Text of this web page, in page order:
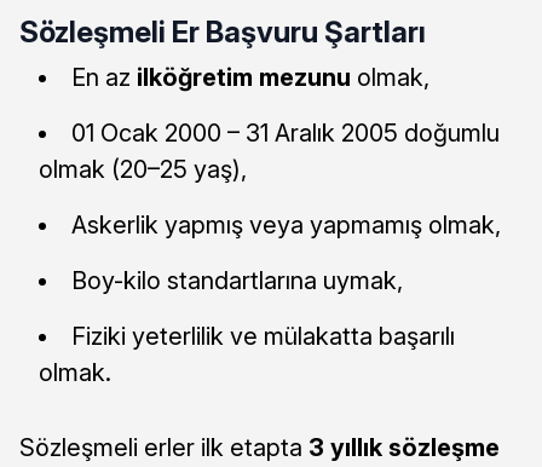
Sözleşmeli Er Başvuru Şartları
En az ilköğretim mezunu olmak,
01 Ocak 2000 – 31 Aralık 2005 doğumlu
olmak (20–25 yaş),
Askerlik yapmış veya yapmamış olmak,
Boy-kilo standartlarına uymak,
Fiziki yeterlilik ve mülakatta başarılı
olmak.
Sözleşmeli erler ilk etapta 3 yıllık sözleşme